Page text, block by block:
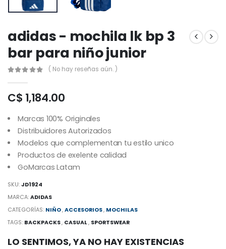
adidas - mochila lk bp 3
bar para niño junior
( No hay reseñas aún. )
C$ 1,184.00
Marcas 100% Originales
Distribuidores Autorizados
Modelos que complementan tu estilo unico
Productos de exelente calidad
GoMarcas Latam
SKU:JD1924
MARCA:ADIDAS
CATEGORÍAS: NIÑO,ACCESORIOS, MOCHILAS
TAGS: BACKPACKS, CASUAL, SPORTSWEAR
LO SENTIMOS, YA NO HAY EXISTENCIAS